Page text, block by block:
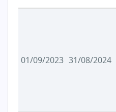
01/09/2023 31/08/2024